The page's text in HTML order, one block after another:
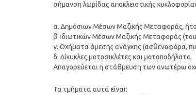
σήμανση λωρίδας αποκλειστικής
α. Δημόσιων Μέσων Μαζικής Μεταφοράς,
β. Ιδιωτικών Μέσων Μαζικής Μεταφοράς
γ. Οχήματα άμεσης ανάγκης (ασθενοφόρα,
δ. Δίκυκλες μοτοσικλέτες και μοτοποδήλατα.
Απαγορεύεται η στάθμευση των ανωτέρω
Τα τμήματα αυτά είναι: